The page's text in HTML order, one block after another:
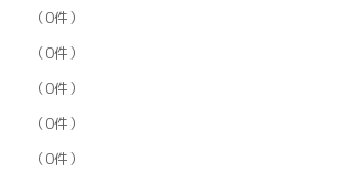
（0件）
（0件）
（0件）
（0件）
（0件）